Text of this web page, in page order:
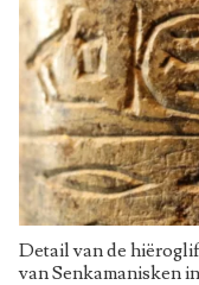
Detail van de
van Senkamanisken